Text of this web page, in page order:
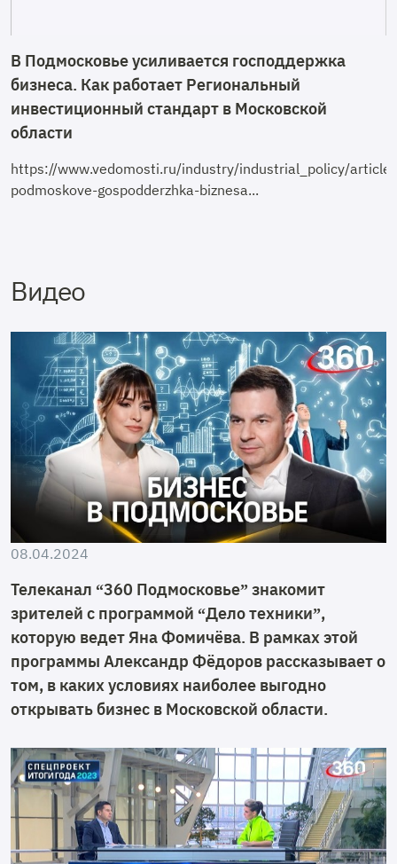
В Подмосковье усиливается господдержка
бизнеса. Как работает Региональный
инвестиционный стандарт в Московской
области
https://www.vedomosti.ru/industry/industrial_policy/
podmoskove-gospodderzhka-biznesa...
Видео
08.04.2024
Телеканал “360 Подмосковье” знакомит
зрителей с программой “Дело техники”,
которую ведет Яна Фомичёва. В рамках этой
программы Александр Фёдоров рассказывает о
том, в каких условиях наиболее выгодно
открывать бизнес в Московской области.